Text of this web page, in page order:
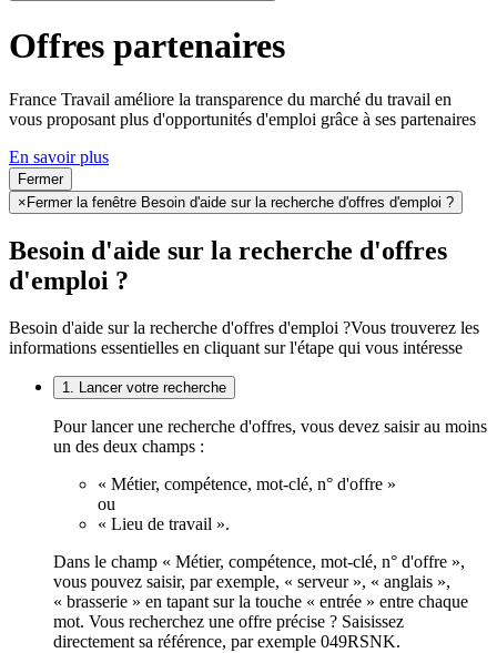
Offres partenaires
France Travail améliore la transparence du marché du travail en
vous proposant plus d'opportunités d'emploi grâce à ses partenaires
En savoir plus
Fermer
× Fermer la fenêtre Besoin d'aide sur la recherche d'offres d'emploi ?
Besoin d'aide sur la recherche d'offres
d'emploi ?
Besoin d'aide sur la recherche d'offres d'emploi ?Vous trouverez les
informations essentielles en cliquant sur l'étape qui vous intéresse
1. Lancer votre recherche
Pour lancer une recherche d'offres, vous devez saisir au moins
un des deux champs :
« Métier, compétence, mot-clé, n° d'offre »
ou
« Lieu de travail ».
Dans le champ « Métier, compétence, mot-clé, n° d'offre »,
vous pouvez saisir, par exemple, « serveur », « anglais »,
« brasserie » en tapant sur la touche « entrée » entre chaque
mot. Vous recherchez une offre précise ? Saisissez
directement sa référence, par exemple 049RSNK.